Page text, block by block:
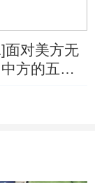
面对美方无
方的五项